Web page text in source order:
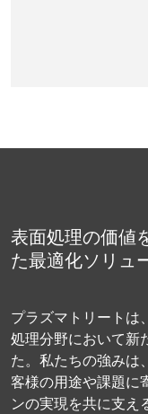
表面処理の価値
た最適化ソリュ
プラズマトリートは
処理分野において新
た。私たちの強みは
客様の用途や課題に
ンの実現を共に支え